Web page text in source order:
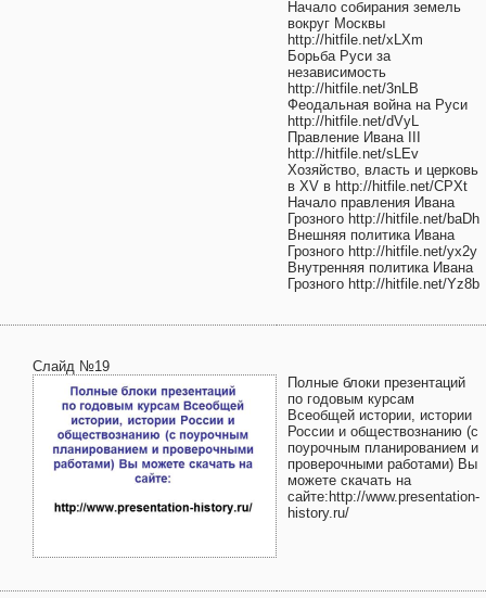
Начало собирания земель
вокруг Москвы
http://hitfile.net/xLXm
Борьба Руси за
независимость
http://hitfile.net/3nLB
Феодальная война на Руси
http://hitfile.net/dVyL
Правление Ивана III
http://hitfile.net/sLEv
Хозяйство, власть и церковь
в XV в http://hitfile.net/CPXt
Начало правления Ивана
Грозного http://hitfile.net/baDh
Внешняя политика Ивана
Грозного http://hitfile.net/yx2y
Внутренняя политика Ивана
Грозного http://hitfile.net/Yz8b
Слайд №19
Полные блоки презентаций
по годовым курсам
Всеобщей истории, истории
России и обществознанию (с
поурочным планированием и
проверочными работами) Вы
можете скачать на
сайте:http://www.presentation-
history.ru/